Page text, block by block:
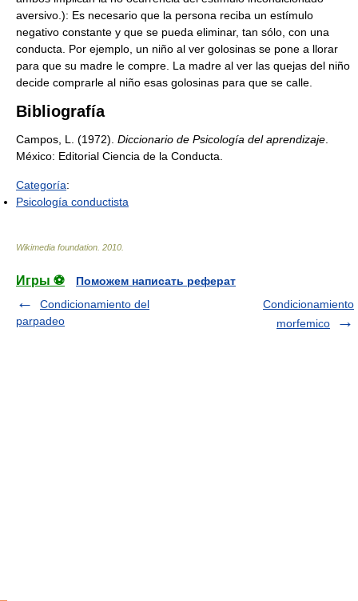
aversivo.): Es necesario que la persona reciba un estímulo
negativo constante y que se pueda eliminar, tan sólo, con una
conducta. Por ejemplo, un niño al ver golosinas se pone a llorar
para que su madre le compre. La madre al ver las quejas del niño
decide comprarle al niño esas golosinas para que se calle.
Bibliografía
Campos, L. (1972). Diccionario de Psicología del aprendizaje
México: Editorial Ciencia de la Conducta.
Categoría:
Psicología conductista
Wikimedia foundation 2010
Игры ⚽
Поможем написать реферат
Condicionamiento del
parpadeo
Condicionamiento
morfemico